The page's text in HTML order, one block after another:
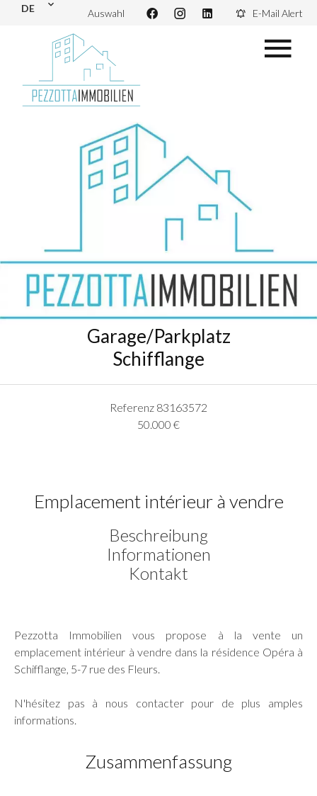
DE Auswahl E-Mail Alert
Garage/Parkplatz
Schifflange
Referenz 83163572
50.000 €
Emplacement intérieur à vendre
Beschreibung
Informationen
Kontakt
Pezzotta Immobilien vous propose à la vente un
emplacement intérieur à vendre dans la résidence Opéra à
Schifflange, 5-7 rue des Fleurs.
N'hésitez pas à nous contacter pour de plus amples
informations.
Zusammenfassung